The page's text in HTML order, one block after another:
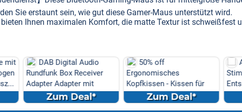
Sie erstaunt sein, wie gut diese Gamer-Maus unterstützt wird.
Ihnen maximalen Komfort, die matte Textur ist schweißfest
Audio
Receiver
mit
50% off
Ergonomisches
Kopfkissen - Kissen für
SeitenZum Deal*
Stimmgabel-Set (für
Entspannung & Klangth...
Zum Deal*